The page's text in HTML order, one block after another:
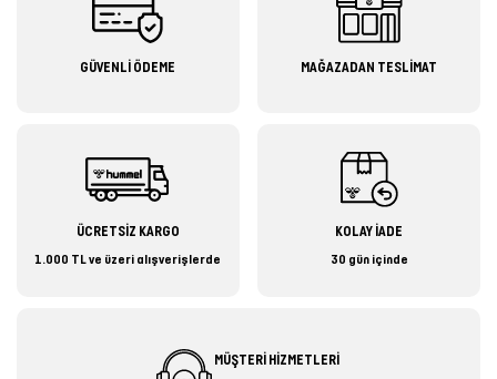
GÜVENLİ ÖDEME MAĞAZADAN TESLİMAT
ÜCRETSİZ KARGO
1.000 TL ve üzeri alışverişlerde
KOLAY İADE
30 gün içinde
MÜŞTERİ HİZMETLERİ